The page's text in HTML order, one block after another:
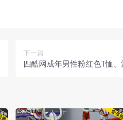
下一篇
四酷网成年男性粉红色T恤